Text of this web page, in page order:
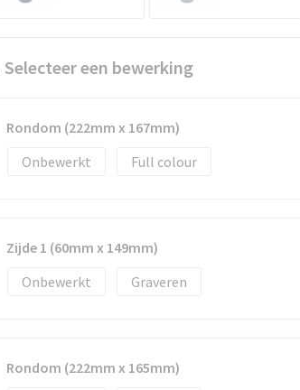
Selecteer een bewerking
Rondom (222mm x 167mm)
Onbewerkt
Full colour
Zijde 1 (60mm x 149mm)
Onbewerkt
Graveren
Rondom (222mm x 165mm)